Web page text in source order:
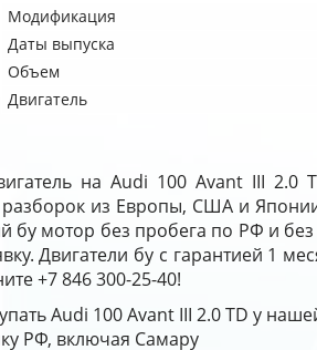
Модификация
Даты выпуска
Объем
Двигатель
на Audi 100 Avant III
разборок из Европы, США и
бу мотор без пробега по РФ и
Двигатели бу с гарантией 1
+7 846 300-25-40!
Audi 100 Avant III 2.0 TD у
РФ, включая Самару